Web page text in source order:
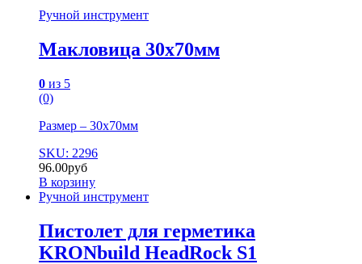
Ручной инструмент
Макловица 30х70мм
0 из 5
(0)
Размер – 30х70мм
SKU: 2296
96.00руб
В корзину
Ручной инструмент
Пистолет для герметика
KRONbuild HeadRock S1